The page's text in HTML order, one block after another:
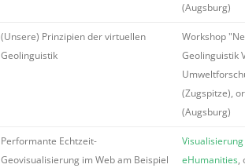
(Augsburg)
(Unsere) Prinzipien der virtuellen
Geolinguistik
Workshop
Geolinguistik
(Zugspitze),
(Augsburg)
Performante Echtzeit-
Geovisualisierung im Web am Beispiel
eHumanities,